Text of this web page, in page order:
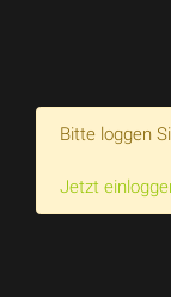
Bitte loggen
Jetzt